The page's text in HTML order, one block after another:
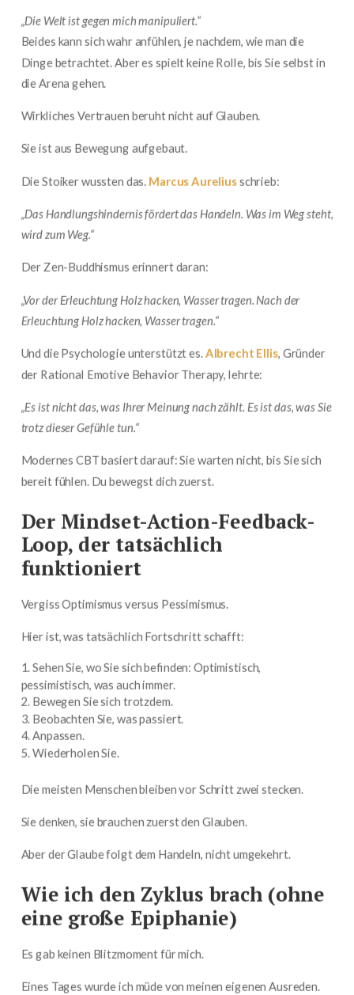
„Die Welt ist gegen mich manipuliert.“
Beides kann sich wahr anfühlen, je nachdem, wie man die
Dinge betrachtet. Aber es spielt keine Rolle, bis Sie selbst in
die Arena gehen.
Wirkliches Vertrauen beruht nicht auf Glauben.
Sie ist aus Bewegung aufgebaut.
Die Stoiker wussten das. Marcus Aureliusschrieb:
„Das Handlungshindernis fördert das Handeln. Was im Weg steht,
wird zum Weg.“
Der Zen-Buddhismus erinnert daran:
„Vor der Erleuchtung Holz hacken, Wasser tragen. Nach der
Erleuchtung Holz hacken, Wasser tragen.“
Und die Psychologie unterstützt es. Albrecht Ellis, Gründer
der Rational Emotive Behavior Therapy, lehrte:
„Es ist nicht das, was Ihrer Meinung nach zählt. Es ist das, was Sie
trotz dieser Gefühle tun.“
Modernes CBT basiert darauf: Sie warten nicht, bis Sie sich
bereit fühlen. Du bewegst dich zuerst.
Der Mindset-Action-Feedback-
Loop, der tatsächlich
funktioniert
Vergiss Optimismus versus Pessimismus.
Hier ist, was tatsächlich Fortschritt schafft:
Sehen Sie, wo Sie sich befinden: Optimistisch,
pessimistisch, was auch immer.
Bewegen Sie sich trotzdem.
Beobachten Sie, was passiert.
Anpassen.
Wiederholen Sie.
Die meisten Menschen bleiben vor Schritt zwei stecken.
Sie denken, sie brauchen zuerst den Glauben.
Aber der Glaube folgt dem Handeln, nicht umgekehrt.
Wie ich den Zyklus brach (ohne
eine große Epiphanie)
Es gab keinen Blitzmoment für mich.
Eines Tages wurde ich müde von meinen eigenen Ausreden.